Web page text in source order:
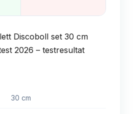
30 cm